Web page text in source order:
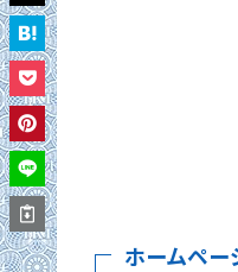
ホームペー